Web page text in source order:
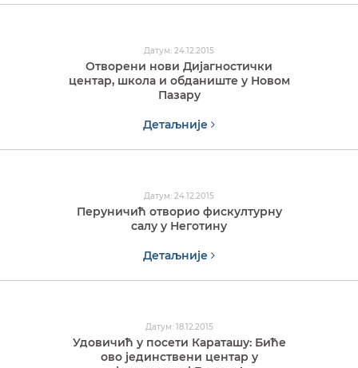
Датум: 24.12.2015
Отворени нови Дијагностички
центар, школа и обданиште у Новом
Пазару
Детаљније
Датум: 24.12.2015
Перуничић отворио фискултурну
салу у Неготину
Детаљније
Датум: 18.12.2015
Удовичић у посети Караташу: Биће
ово јединствени центар у